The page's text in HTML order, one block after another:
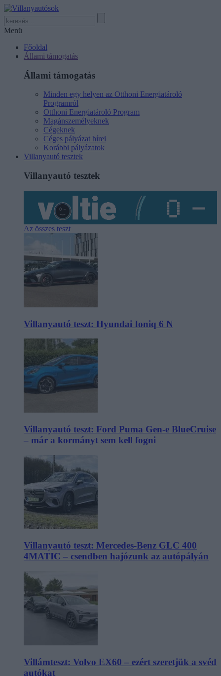
Menü
Főoldal
Állami támogatás
Állami támogatás
Minden egy helyen az Otthoni Energiatároló
Programról
Otthoni Energiatároló Program
Magánszemélyeknek
Cégeknek
Céges pályázat hírei
Korábbi pályázatok
Villanyautó tesztek
Villanyautó tesztek
Az összes teszt
Villanyautó teszt: Hyundai Ioniq 6 N
Villanyautó teszt: Ford Puma Gen-e BlueCruise
– már a kormányt sem kell fogni
Villanyautó teszt: Mercedes-Benz GLC 400
4MATIC – csendben hajózunk az autópályán
Villámteszt: Volvo EX60 – ezért szeretjük a svéd
autókat